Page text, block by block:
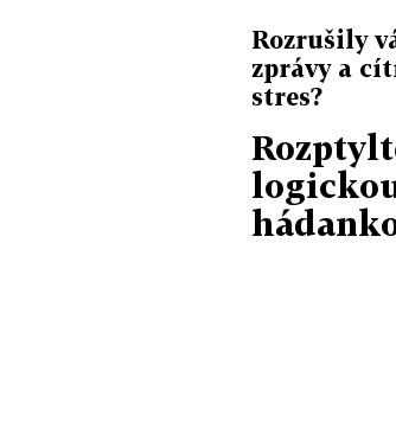
Rozrušily
zprávy a
stres?